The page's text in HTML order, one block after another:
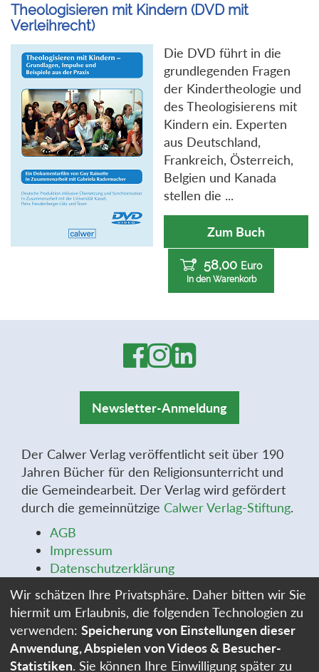
Theologisieren mit Kindern (DVD mit
Verleihrecht)
Die DVD führt in die
grundlegenden Fragen
der Kindertheologie und
des Theologisierens mit
Kindern ein. Experten
aus Deutschland,
Frankreich, Österreich,
Belgien und Kanada
stellen die ...
Zum Buch
58,00 Euro
In den Warenkorb
Newsletter-Anmeldung
Der Calwer Verlag veröffentlicht seit über 190
Jahren Bücher für den Religionsunterricht und
die Gemeindearbeit. Der Verlag wird gefördert
durch die gemeinnützige Calwer Verlag-Stiftung.
AGB
Impressum
Datenschutzerklärung
Widerrufsformular
Stellenangebote
Cookie-Einstellungen
Wir schätzen Ihre Privatsphäre. Daher bitten wir Sie
hiermit um Erlaubnis, die folgenden Technologien zu
verwenden: Speicherung von Einstellungen dieser
Anwendung, Abspielen von Videos & Besucher-
Statistiken. Sie können Ihre Einwilligung später zu